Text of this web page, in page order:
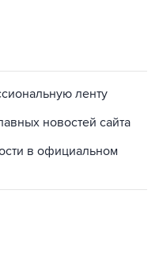
ленту
новостей сайта
в официальном